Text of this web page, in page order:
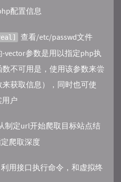
配置信息
查看/etc/passwd文件
-vector参数是用以指定php执
不可用是，使用该参数来尝
获取信息），同时也可使
户
制定url开始爬取目标站点结
爬取深度
利用接口执行命令，和虚拟终